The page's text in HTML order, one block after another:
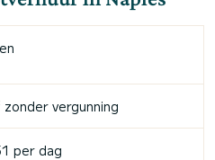
vergunning
per dag